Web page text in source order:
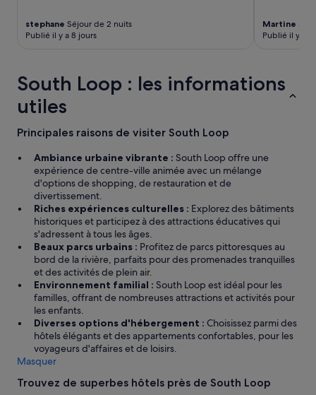
stephane Séjour de 2 nuits
Publié il y a 8 jours
Martine
Publié il y a 1
South Loop : les informations
utiles
Principales raisons de visiter South Loop
Ambiance urbaine vibrante : South Loop offre une
expérience de centre-ville animée avec un mélange
d'options de shopping, de restauration et de
divertissement.
Riches expériences culturelles : Explorez des bâtiments
historiques et participez à des attractions éducatives qui
s'adressent à tous les âges.
Beaux parcs urbains : Profitez de parcs pittoresques au
bord de la rivière, parfaits pour des promenades tranquilles
et des activités de plein air.
Environnement familial : South Loop est idéal pour les
familles, offrant de nombreuses attractions et activités pour
les enfants.
Diverses options d'hébergement : Choisissez parmi des
hôtels élégants et des appartements confortables, pour les
voyageurs d'affaires et de loisirs.
Masquer
Trouvez de superbes hôtels près de South Loop